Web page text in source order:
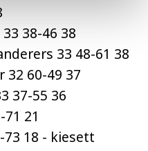
38-46 38
33 48-61 38
60-49 37
37-55 36
21
73 18 - kiesett